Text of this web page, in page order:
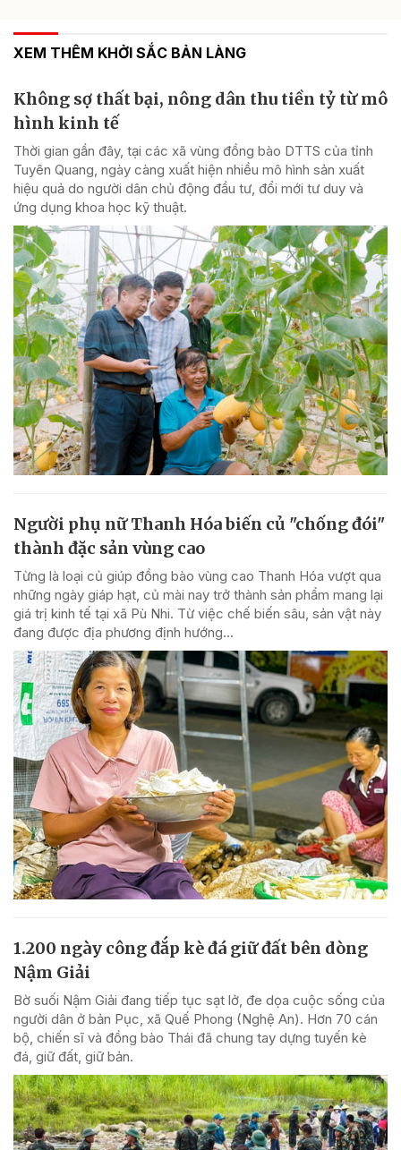
XEM THÊM KHỞI SẮC BẢN LÀNG
Không sợ thất bại, nông dân thu tiền tỷ từ mô
hình kinh tế
Thời gian gần đây, tại các xã vùng đồng bào DTTS của tỉnh
Tuyên Quang, ngày càng xuất hiện nhiều mô hình sản xuất
hiệu quả do người dân chủ động đầu tư, đổi mới tư duy và
ứng dụng khoa học kỹ thuật.
Người phụ nữ Thanh Hóa biến củ "chống đói"
thành đặc sản vùng cao
Từng là loại củ giúp đồng bào vùng cao Thanh Hóa vượt qua
những ngày giáp hạt, củ mài nay trở thành sản phẩm mang lại
giá trị kinh tế tại xã Pù Nhi. Từ việc chế biến sâu, sản vật này
đang được địa phương định hướng...
1.200 ngày công đắp kè đá giữ đất bên dòng
Nậm Giải
Bờ suối Nậm Giải đang tiếp tục sạt lở, đe dọa cuộc sống của
người dân ở bản Pục, xã Quế Phong (Nghệ An). Hơn 70 cán
bộ, chiến sĩ và đồng bào Thái đã chung tay dựng tuyến kè
đá, giữ đất, giữ bản.